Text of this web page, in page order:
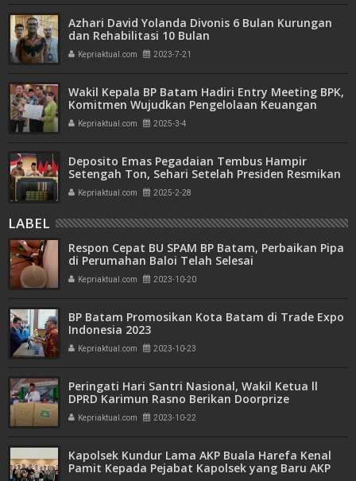
Azhari David Yolanda Divonis 6 Bulan Kurungan
dan Rehabilitasi 10 Bulan
Kepriaktual.com 2023-7-21
Wakil Kepala BP Batam Hadiri Entry Meeting BPK,
Komitmen Wujudkan Pengelolaan Keuangan
Transparan dan Akuntabel
Kepriaktual.com 2025-3-4
Deposito Emas Pegadaian Tembus Hampir
Setengah Ton, Sehari Setelah Presiden Resmikan
Bank Emas
Kepriaktual.com 2025-2-28
LABEL
Respon Cepat BU SPAM BP Batam, Perbaikan Pipa
di Perumahan Baloi Telah Selesai
Kepriaktual.com 2023-10-20
BP Batam Promosikan Kota Batam di Trade Expo
Indonesia 2023
Kepriaktual.com 2023-10-23
Peringati Hari Santri Nasional, Wakil Ketua ll
DPRD Karimun Rasno Berikan Doorprize
Kepriaktual.com 2023-10-22
Kapolsek Kundur Lama AKP Buala Harefa Kenal
Pamit Kepada Pejabat Kapolsek yang Baru AKP